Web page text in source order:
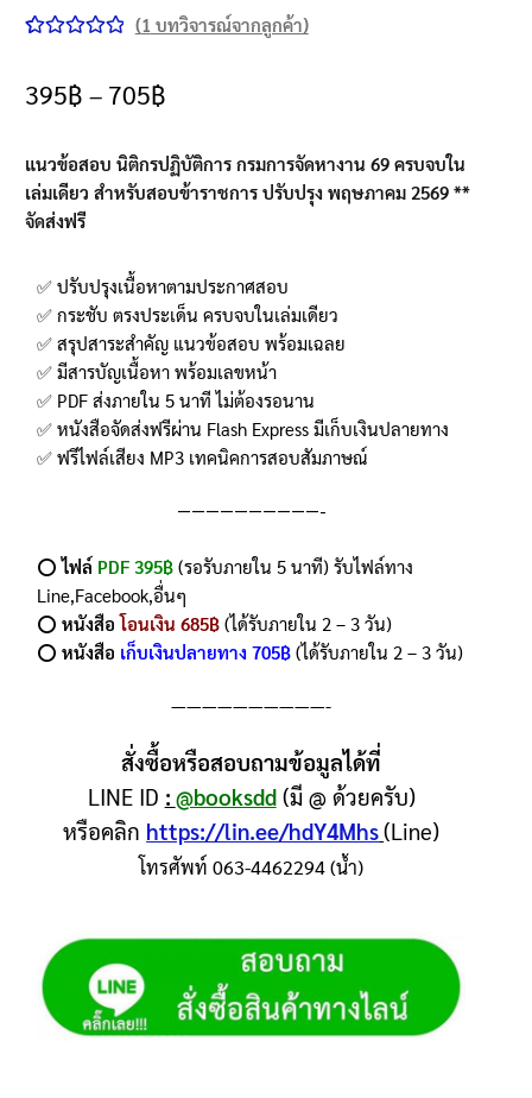
คะแนนเต็ม
คะแนนของ
ลูกค้า
(1 บทวิจารณ์จากลูกค้า)
395฿ – 705฿
แนวข้อสอบ นิติกรปฏิบัติการ กรมการจัดหางาน 69ครบจบใน
เล่มเดียว สำหรับสอบข้าราชการ ปรับปรุง พฤษภาคม 2569 **
จัดส่งฟรี
✅ ปรับปรุงเนื้อหาตามประกาศสอบ
✅ กระชับ ตรงประเด็น ครบจบในเล่มเดียว
✅ สรุปสาระสำคัญ แนวข้อสอบ พร้อมเฉลย
✅ มีสารบัญเนื้อหา พร้อมเลขหน้า
✅ PDF ส่งภายใน 5 นาที ไม่ต้องรอนาน
✅ หนังสือจัดส่งฟรีผ่าน Flash Express มีเก็บเงินปลายทาง
✅ ฟรีไฟล์เสียง MP3 เทคนิคการสอบสัมภาษณ์
——————————-
⭕️ไฟล์ PDF 395฿ (รอรับภายใน 5 นาที) รับไฟล์ทาง
Line,Facebook,อื่นๆ
⭕️หนังสือโอนเงิน 685฿ (ได้รับภายใน 2 – 3 วัน)
⭕️หนังสือ เก็บเงินปลายทาง 705฿ (ได้รับภายใน 2 – 3 วัน)
——————————-
สั่งซื้อหรือสอบถามข้อมูลได้ที่
LINE ID : @booksdd(มี @ ด้วยครับ)
หรือคลิก https://lin.ee/hdY4Mhs(Line)
โทรศัพท์ 063-4462294 (น้ำ)